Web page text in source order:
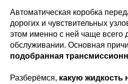
Автоматическая коробка
дорогих и чувствительных
этом именно с ней чаще всего
обслуживании. Основная
подобранная
Разберёмся, какую жидкость